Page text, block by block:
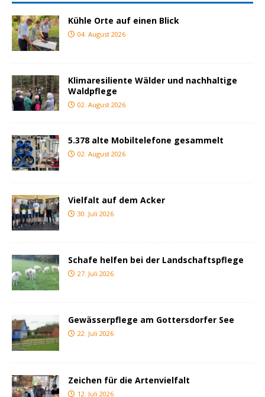
Kühle Orte auf einen Blick
04. August 2026
Klimaresiliente Wälder und nachhaltige
Waldpflege
02. August 2026
5.378 alte Mobiltelefone gesammelt
02. August 2026
Vielfalt auf dem Acker
30. Juli 2026
Schafe helfen bei der Landschaftspflege
27. Juli 2026
Gewässerpflege am Gottersdorfer See
22. Juli 2026
Zeichen für die Artenvielfalt
12. Juli 2026